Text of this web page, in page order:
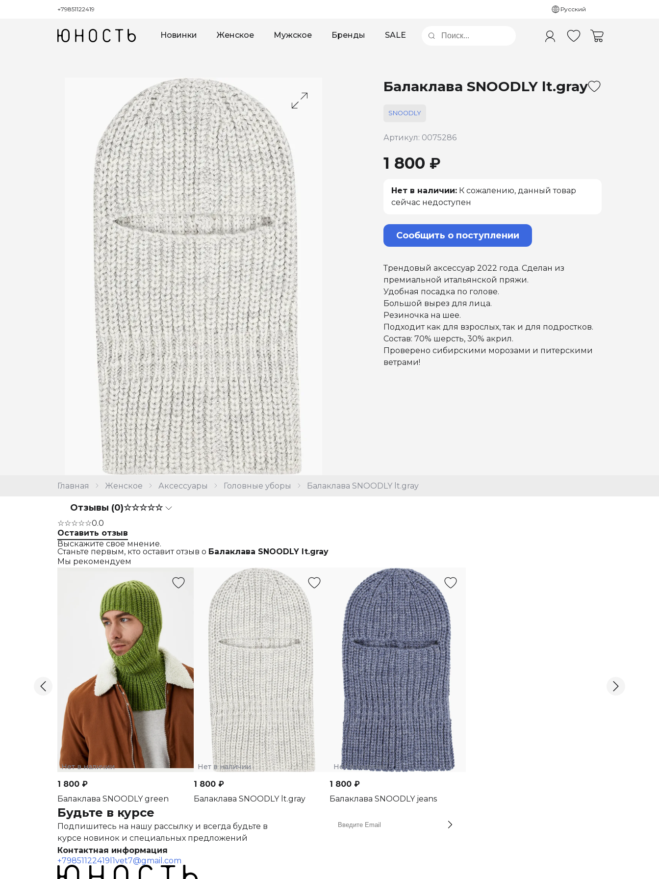
+79851122419 Русский
Новинки Женское Мужское Бренды SALE
Главная Женское Аксессуары Головные уборы Балаклава SNOODLY lt.gray
Балаклава SNOODLY lt.gray
SNOODLY
Артикул: 0075286
1 800 ₽
Нет в наличии: К сожалению, данный товар
сейчас недоступен
Сообщить о поступлении
Трендовый аксессуар 2022 года. Сделан из
премиальной итальянской пряжи.
Удобная посадка по голове.
Большой вырез для лица.
Резиночка на шее.
Подходит как для взрослых, так и для подростков.
Состав: 70% шерсть, 30% акрил.
Проверено сибирскими морозами и питерскими
ветрами!
Отзывы (0)☆☆☆☆☆
☆☆☆☆☆0.0
Оставить отзыв
Выскажите свое мнение.
Станьте первым, кто оставит отзыв о Балаклава SNOODLY lt.gray
Мы рекомендуем
Нет в наличии
1 800 ₽
Балаклава SNOODLY green
Нет в наличии
1 800 ₽
Балаклава SNOODLY lt.gray
Нет в наличии
1 800 ₽
Балаклава SNOODLY jeans
Будьте в курсе
Подпишитесь на нашу рассылку и всегда будьте в
курсе новинок и специальных предложений
Контактная информация
+79851122419 l1vet7@gmail.com